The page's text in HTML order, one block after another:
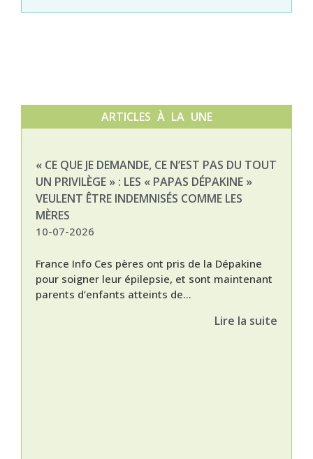
ARTICLES À LA UNE
« CE QUE JE DEMANDE, CE N’EST PAS DU TOUT
UN PRIVILÈGE » : LES « PAPAS DÉPAKINE »
VEULENT ÊTRE INDEMNISÉS COMME LES
MÈRES
10-07-2026
France Info Ces pères ont pris de la Dépakine
pour soigner leur épilepsie, et sont maintenant
parents d’enfants atteints de...
Lire la suite